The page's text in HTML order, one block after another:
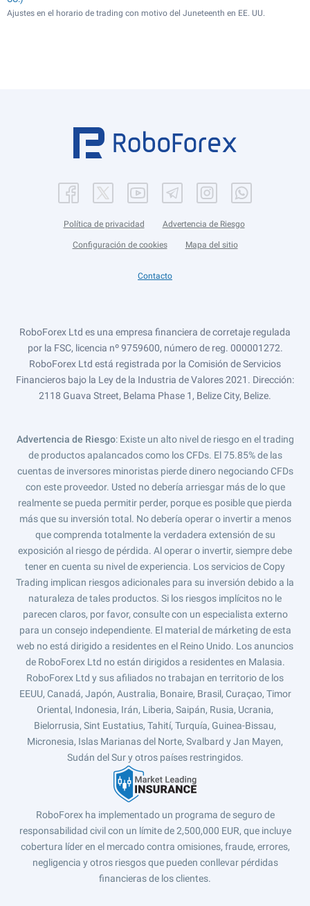
Ajustes en el horario de trading con motivo del Juneteenth en EE. UU.
Política de privacidad Advertencia de Riesgo
Configuración de cookies Mapa del sitio
Contacto
RoboForex Ltd es una empresa financiera de corretaje regulada
por la FSC, licencia nº 9759600, número de reg. 000001272.
RoboForex Ltd está registrada por la Comisión de Servicios
Financieros bajo la Ley de la Industria de Valores 2021. Dirección:
2118 Guava Street, Belama Phase 1, Belize City, Belize.
Advertencia de Riesgo: Existe un alto nivel de riesgo en el trading
de productos apalancados como los CFDs. El 75.85% de las
cuentas de inversores minoristas pierde dinero negociando CFDs
con este proveedor. Usted no debería arriesgar más de lo que
realmente se pueda permitir perder, porque es posible que pierda
más que su inversión total. No debería operar o invertir a menos
que comprenda totalmente la verdadera extensión de su
exposición al riesgo de pérdida. Al operar o invertir, siempre debe
tener en cuenta su nivel de experiencia. Los servicios de Copy
Trading implican riesgos adicionales para su inversión debido a la
naturaleza de tales productos. Si los riesgos implícitos no le
parecen claros, por favor, consulte con un especialista externo
para un consejo independiente. El material de márketing de esta
web no está dirigido a residentes en el Reino Unido. Los anuncios
de RoboForex Ltd no están dirigidos a residentes en Malasia.
RoboForex Ltd y sus afiliados no trabajan en territorio de los
EEUU, Canadá, Japón, Australia, Bonaire, Brasil, Curaçao, Timor
Oriental, Indonesia, Irán, Liberia, Saipán, Rusia, Ucrania,
Bielorrusia, Sint Eustatius, Tahití, Turquía, Guinea-Bissau,
Micronesia, Islas Marianas del Norte, Svalbard y Jan Mayen,
Sudán del Sur y otros países restringidos.
RoboForex ha implementado un programa de seguro de
responsabilidad civil con un límite de 2,500,000 EUR, que incluye
cobertura líder en el mercado contra omisiones, fraude, errores,
negligencia y otros riesgos que pueden conllevar pérdidas
financieras de los clientes.